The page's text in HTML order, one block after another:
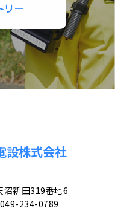
リー
設株式会社
沼新田319番地6
049-234-0789